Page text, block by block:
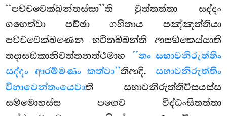
‘‘පච්චවෙක්ඛන්තස්සා’’ති වුත්තත්තා සද්දං
ගහෙත්වා පච්ඡා ගහිතාය පඤ්ඤත්තියා
පච්චවෙක්ඛණෙන භවිතබ්බන්ති ආසඞ්කෙය්යාති
තදාසඞ්කානිවත්තනත්ථමාහ ‘‘තං සභාවනිරුත්තිං
සද්දං ආරම්මණං කත්වා’’තිආදි. සභාවනිරුත්තිං
විභාවෙන්තංයෙවාති සභාවනිරුත්තිවිසයස්ස
සම්මොහස්ස පගෙව විද්ධංසිතත්තා